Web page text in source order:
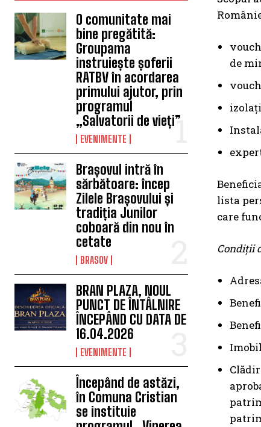
O comunitate mai
bine pregătită:
Groupama
instruiește șoferii
RATBV în acordarea
primului ajutor, prin
programul
„Salvatorii de vieți”
EVENIMENTE
Brașovul intră în
sărbătoare: încep
Zilele Brașovului și
tradiția Junilor
coboară din nou în
cetate
BRASOV
BRAN PLAZA, NOUL
PUNCT DE ÎNTÂLNIRE
ÎNCEPÂND CU DATA DE
16.04.2026
EVENIMENTE
Începând de astăzi,
în Comuna Cristian
se instituie
de
lista
care
Condiții